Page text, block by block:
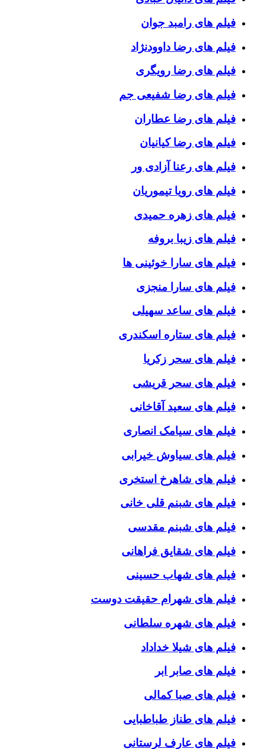
فیلم های رامبد جوان
فیلم های رضا داوودنژاد
فیلم های رضا رویگری
فیلم های رضا شفیعی جم
فیلم های رضا عطاران
فیلم های رضا کیانیان
فیلم های رعنا آزادی ور
فیلم های رویا تیموریان
فیلم های زهره حمیدی
فیلم های زیبا بروفه
فیلم های سارا خوئینی ها
فیلم های سارا منجزی
فیلم های ساعد سهیلی
فیلم های ستاره اسکندری
فیلم های سحر زکریا
فیلم های سحر قریشی
فیلم های سعید آقاخانی
فیلم های سیامک انصاری
فیلم های سیاوش خیرابی
فیلم های شاهرخ استخری
فیلم های شبنم قلی خانی
فیلم های شبنم مقدسی
فیلم های شقایق فراهانی
فیلم های شهاب حسینی
فیلم های شهرام حقیقت دوست
فیلم های شهره سلطانی
فیلم های شیلا خداداد
فیلم های صابر ابر
فیلم های صبا کمالی
فیلم های طناز طباطبایی
فیلم های عارف لرستانی